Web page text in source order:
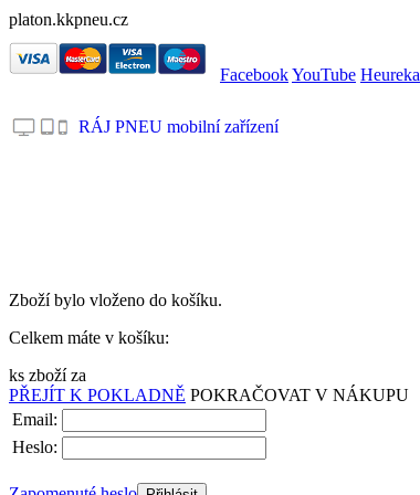
platon.kkpneu.cz
FacebookYouTube Heureka
RÁJ PNEU mobilní zařízení
Zboží bylo vloženo do košíku.
Celkem máte v košíku:
ks zboží za
PŘEJÍT K POKLADNĚ POKRAČOVAT V NÁKUPU
Email:
Heslo: